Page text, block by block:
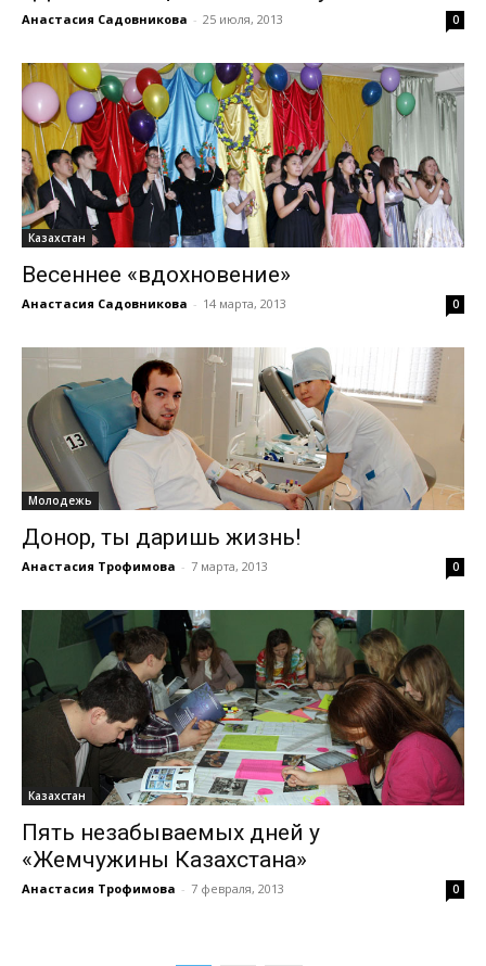
Анастасия Садовникова - 25 июля, 2013 0
Казахстан
Весеннее «вдохновение»
Анастасия Садовникова - 14 марта, 2013 0
Молодежь
Донор, ты даришь жизнь!
Анастасия Трофимова - 7 марта, 2013 0
Казахстан
Пять незабываемых дней у
«Жемчужины Казахстана»
Анастасия Трофимова - 7 февраля, 2013 0